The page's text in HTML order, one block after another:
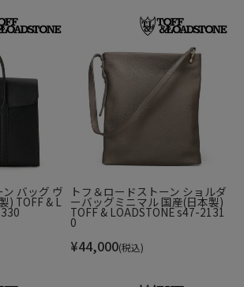
バッグ ヴ
) TOFF & L
トフ＆ロードストーン ショルダ
ーバッグミニマル 国産(日本製)
TOFF & LOADSTONE s47-2131
0
¥44,000(税込)